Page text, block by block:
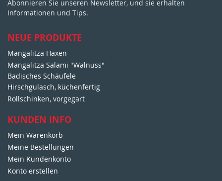
e
l
u
g
z
u
m
N
w
s
l
e
t
e
Abonnieren Sie unseren Newsletter, und sie erhalten
Informationen und Tips.
NEUE PRODUKTE
Mangalitza Haxen
Mangalitza Salami "Walnuss"
Badisches Schäufele
Hirschgulasch, küchenfertig
Rollschinken, vorgegart
KUNDEN INFO
Mein Warenkorb
Meine Bestellungen
Mein Kundenkonto
Konto erstellen